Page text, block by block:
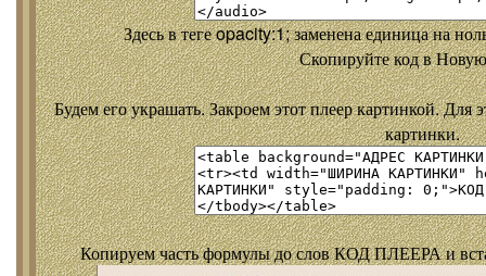
Здесь в теге opacity:1; заменена единица на
Скопируйте код в
Будем его украшать. Закроем этот плеер картинкой. Для
картинки.
Копируем часть формулы до слов КОД ПЛЕЕРА и